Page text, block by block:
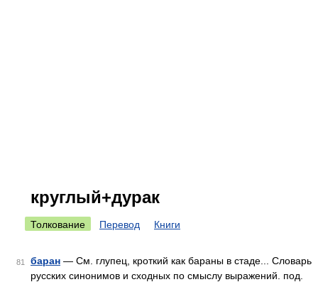
круглый+дурак
Толкование Перевод Книги
81 баран — См. глупец, кроткий как бараны в стаде... Словарь
русских синонимов и сходных по смыслу выражений. под.